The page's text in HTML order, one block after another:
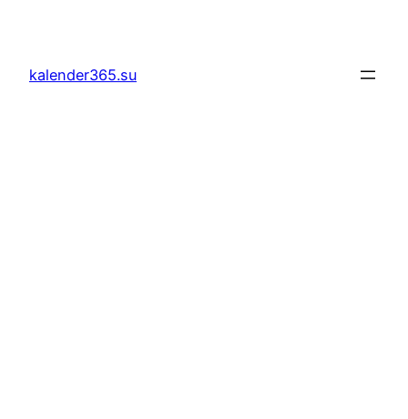
konten
kalender365.su